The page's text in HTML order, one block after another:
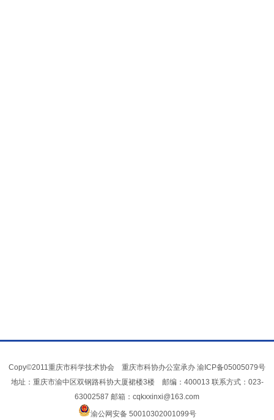
Copy©2011重庆市科学技术协会 重庆市科协办公室承办 渝ICP备05005079号
地址：重庆市渝中区双钢路科协大厦裙楼3楼 邮编：400013 联系方式：023-
63002587 邮箱：cqkxxinxi@163.com
渝公网安备 50010302001099号